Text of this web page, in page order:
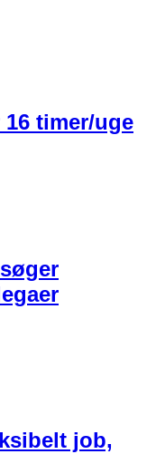
timer/uge
job,